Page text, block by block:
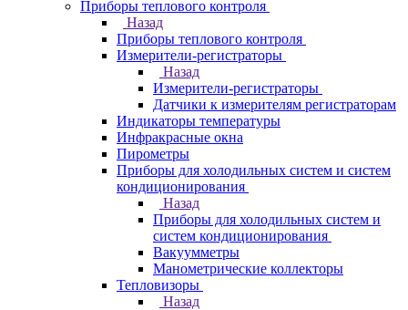
Приборы теплового контроля
Назад
Приборы теплового контроля
Измерители-регистраторы
Назад
Измерители-регистраторы
Датчики к измерителям регистраторам
Индикаторы температуры
Инфракрасные окна
Пирометры
Приборы для холодильных систем и систем
кондиционирования
Назад
Приборы для холодильных систем и
систем кондиционирования
Вакуумметры
Манометрические коллекторы
Тепловизоры
Назад